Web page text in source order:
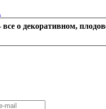
о декоративном,